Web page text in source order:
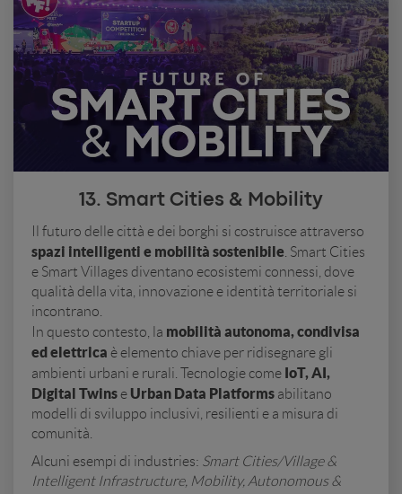
13. Smart Cities & Mobility
Il futuro delle città e dei borghi si costruisce attraverso
spazi intelligenti e mobilità sostenibile . Smart Cities
e Smart Villages diventano ecosistemi connessi, dove
qualità della vita, innovazione e identità territoriale si
incontrano.
In questo contesto, la mobilità autonoma, condivisa
ed elettrica è elemento chiave per ridisegnare gli
ambienti urbani e rurali. Tecnologie come IoT, AI,
Digital Twinse Urban Data Platforms abilitano
modelli di sviluppo inclusivi, resilienti e a misura di
comunità.
Alcuni esempi di industries: Smart Cities/Village &
Intelligent Infrastructure, Mobility, Autonomous &